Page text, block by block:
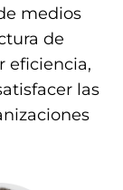
medios
de
eficiencia,
las